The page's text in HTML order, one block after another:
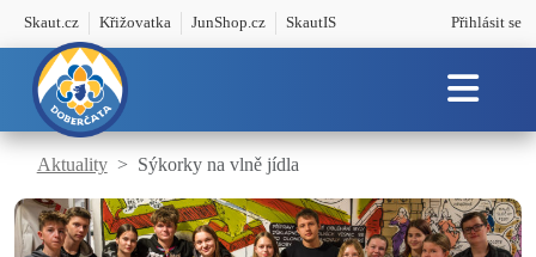
Skaut.cz Křižovatka JunShop.cz SkautIS Přihlásit se
Aktuality Sýkorky na vlně jídla